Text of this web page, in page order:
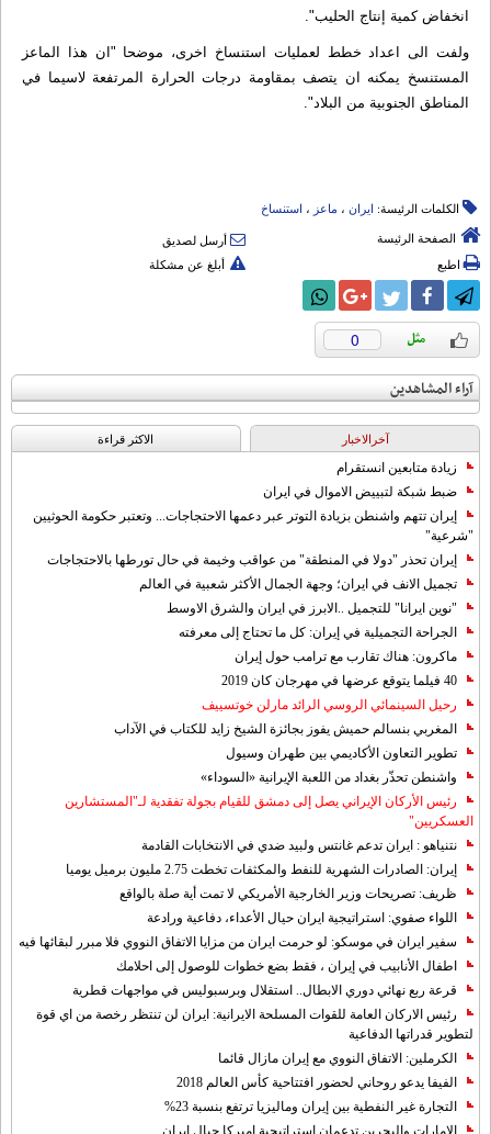
انخفاض كمية إنتاج الحليب".
ولفت الى اعداد خطط لعمليات استنساخ اخرى، موضحا "ان هذا الماعز
المستنسخ يمكنه ان يتصف بمقاومة درجات الحرارة المرتفعة لاسيما في
المناطق الجنوبية من البلاد".
الكلمات الرئيسة: ایران ، ماعز ، استنساخ
الصفحة الرئيسة
أرسل لصديق
اطبع
أبلغ عن مشكلة
0
آراء المشاهدين
آخرالاخبار الاکثر قراءة
زيادة متابعين انستقرام
ضبط شبكة لتبييض الاموال في ايران
إيران تتهم واشنطن بزيادة التوتر عبر دعمها الاحتجاجات... وتعتبر حكومة الحوثيين
"شرعية"
إيران تحذر "دولا في المنطقة" من عواقب وخيمة في حال تورطها بالاحتجاجات
تجميل الانف في ايران؛ وجهة الجمال الأكثر شعبية في العالم
"نوين ايرانا" للتجميل ..الابرز في ايران والشرق الاوسط
الجراحة التجميلية في إيران: كل ما تحتاج إلى معرفته
ماكرون: هناك تقارب مع ترامب حول إيران
40 فيلما يتوقع عرضها في مهرجان كان 2019
رحيل السينمائي الروسي الرائد مارلن خوتسييف
المغربي بنسالم حميش يفوز بجائزة الشيخ زايد للكتاب في الآداب
تطوير التعاون الأكاديمي بين طهران وسيول
واشنطن تحذّر بغداد من اللعبة الإيرانية «السوداء»
رئيس الأركان الإيراني يصل إلى دمشق للقيام بجولة تفقدية لـ"المستشارين
العسكريين"
نتنياهو : ايران تدعم غانتس ولبيد ضدي في الانتخابات القادمة
إيران: الصادرات الشهریة للنفط والمكثفات تخطت 2.75 مليون برميل يوميا
ظريف: تصريحات وزير الخارجية الأمريكي لا تمت أية صلة بالواقع
اللواء صفوي: استراتيجية ايران حيال الأعداء، دفاعية ورادعة
سفير ايران في موسكو: لو حرمت ايران من مزايا الاتفاق النووي فلا مبرر لبقائها فيه
اطفال الأنابيب في إيران ، فقط بضع خطوات للوصول إلى احلامك
قرعة ربع نهائي دوري الابطال.. استقلال وبرسبوليس في مواجهات قطرية
رئيس الاركان العامة للقوات المسلحة الايرانية: ايران لن تنتظر رخصة من اي قوة
لتطوير قدراتها الدفاعية
الكرملين: الاتفاق النووي مع إيران مازال قائما
الفيفا يدعو روحاني لحضور افتتاحية كأس العالم 2018
التجارة غیر النفطیة بین إیران ومالیزیا ترتفع بنسبة 23%
الامارات والبحرين تدعمان استراتيجية اميركا حيال ايران